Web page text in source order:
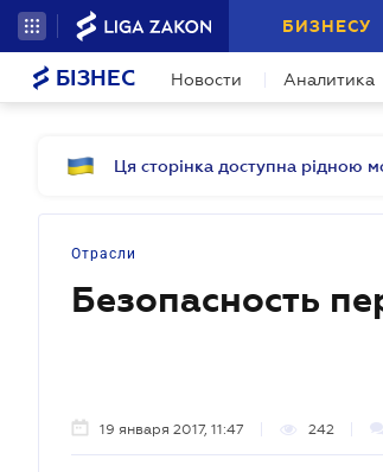
БИЗНЕСУ
БІЗНЕС Новости Аналитика
Ця сторінка доступна рідною
Отрасли
Безопасность
19 января 2017, 11:47 242